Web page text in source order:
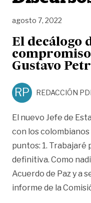
agosto 7, 2022
El decálogo
Gustavo
RP REDACCIÓN
El nuevo Jefe de
con los
puntos: 1. Trabajaré
definitiva. Como
Acuerdo de Paz y a
informe de la